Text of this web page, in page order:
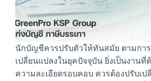
นักบัญชีควรปรับตัวให้ทันสมัย ตามการ
เปลี่ยนแปลงในยุคปัจจุบัน ยิ่งเป็นงานที่
ความละเอียดรอบคอบ ควรต้องปรับเป